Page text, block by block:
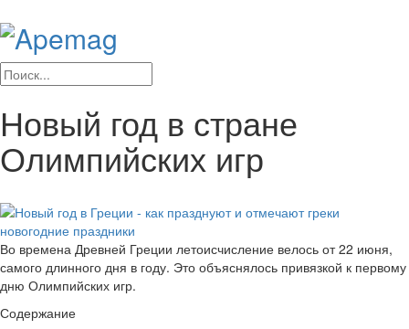
Новый год в стране
Олимпийских игр
Во времена Древней Греции летоисчисление велось от 22 июня,
самого длинного дня в году. Это объяснялось привязкой к первому
дню Олимпийских игр.
Содержание